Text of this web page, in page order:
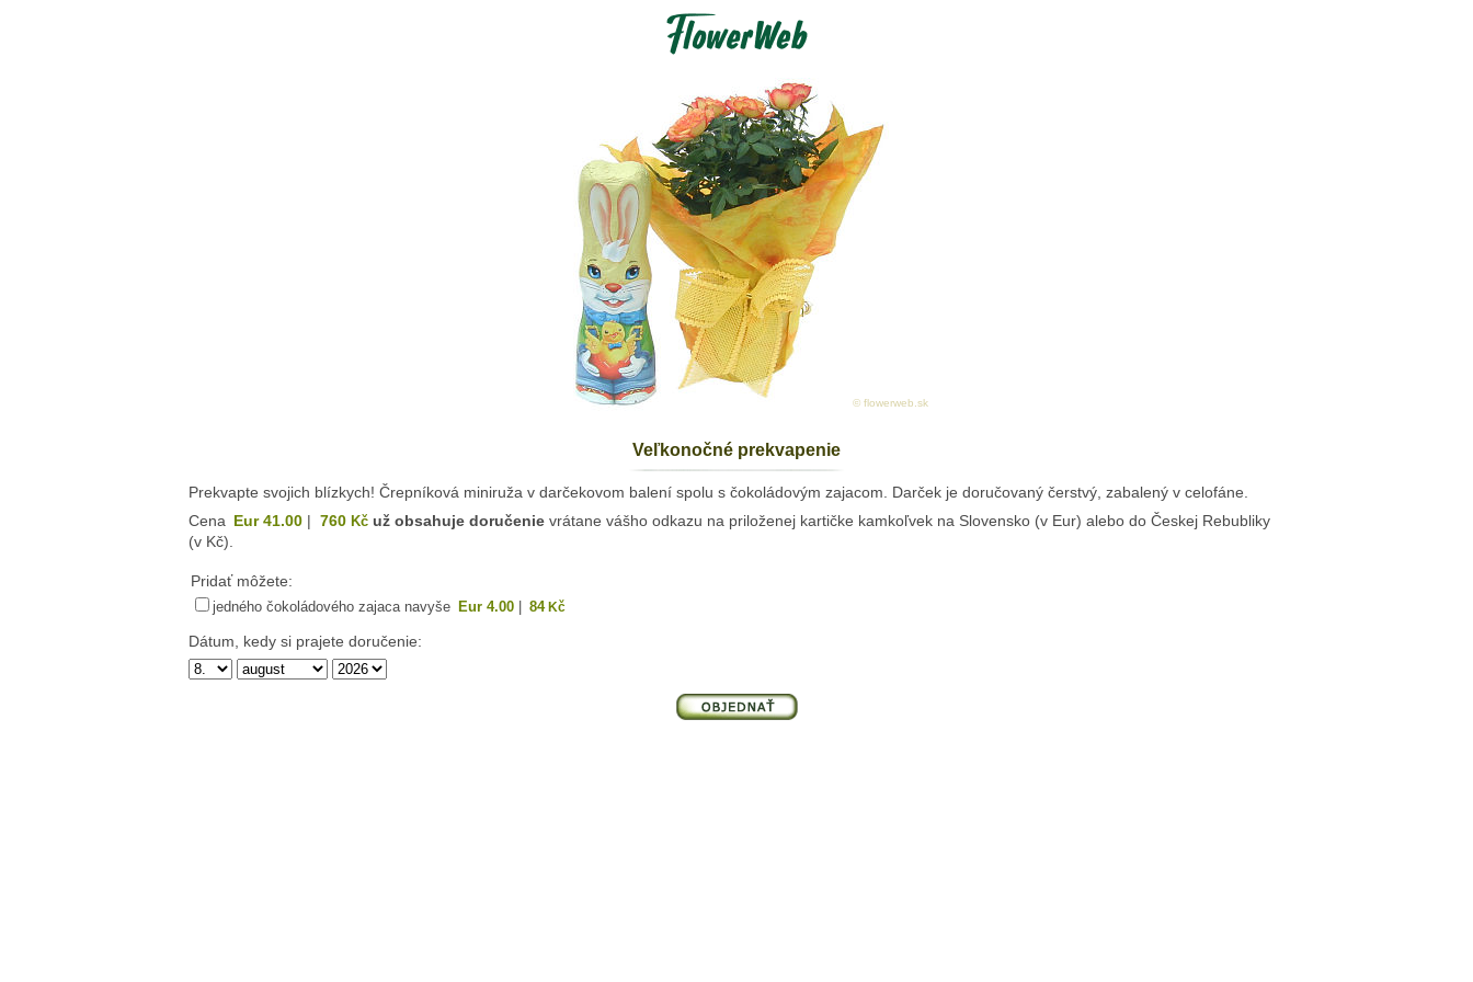
© flowerweb.sk
Veľkonočné prekvapenie
Prekvapte svojich blízkych! Črepníková miniruža v darčekovom balení spolu s čokoládovým zajacom. Darček je doručovaný čerstvý, zabalený v celofáne.
Cena Eur 41.00 | 760Kčuž obsahuje doručenievrátane vášho odkazu na priloženej kartičke kamkoľvek na Slovensko (v Eur) alebo do Českej Rebubliky
(v Kč).
Pridať môžete:
jedného čokoládového zajaca navyše Eur 4.00| 84Kč
Dátum, kedy si prajete doručenie: